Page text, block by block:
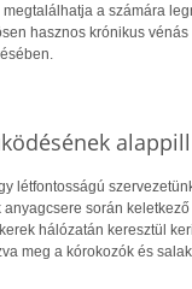
a számára
hasznos krónikus
létfontosságú
során
hálózatán keresztül
meg a kórokozók és